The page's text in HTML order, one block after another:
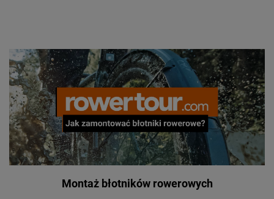
Montaż błotników rowerowych